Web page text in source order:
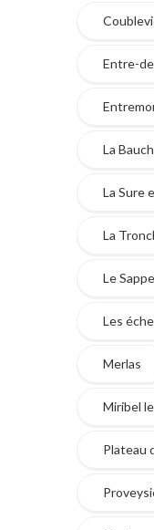
Entre-
La
La Sure
La
Le
Les
Merlas
Miribel
Plateau